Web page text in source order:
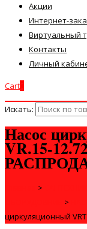
Акции
Интернет-
Виртуальный
Контакты
Личный
Cart
Искать:
Насос
VR.15-
>
>
циркуляционный